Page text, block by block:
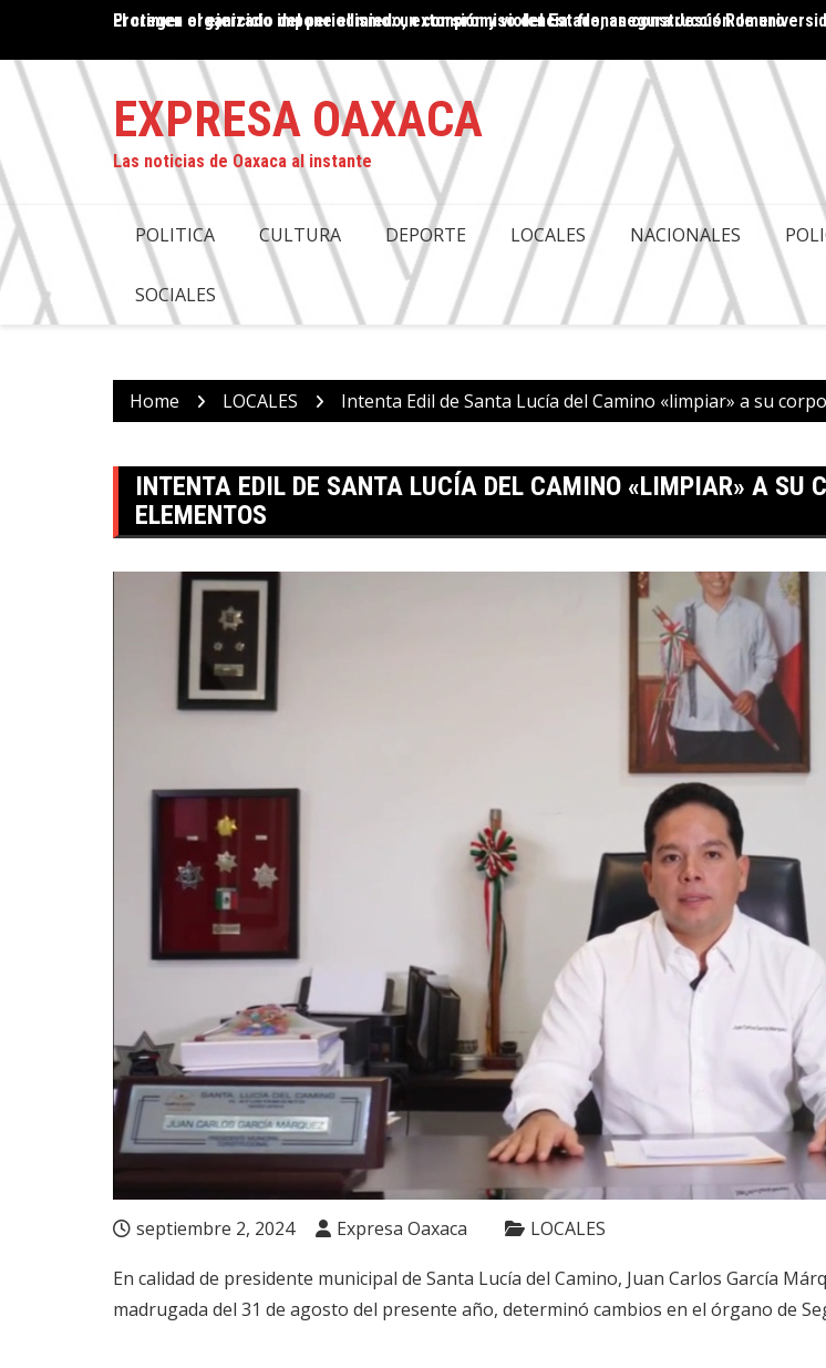
content
El crimen organizado impone el miedo, extorsión y violencia: frenan construcción de
PROPUESTA DE DESAPARICIÓN DE PODERES EN OAXACA ES POLITIQUERÍA; HAY
EXPRESA OAXACA
Las noticias de Oaxaca al instante
POLITICA CULTURA DEPORTE LOCALES NACIONALES
SOCIALES
Home LOCALES Intenta Edil de Santa Lucía del Camino «limpiar» a su
INTENTA EDIL DE SANTA LUCÍA DEL CAMINO «LIMPIAR» A SU
ELEMENTOS
septiembre 2, 2024 Expresa Oaxaca LOCALES
En calidad de presidente municipal de Santa Lucía del Camino, Juan Carlos García
madrugada del 31 de agosto del presente año, determinó cambios en el órgano de